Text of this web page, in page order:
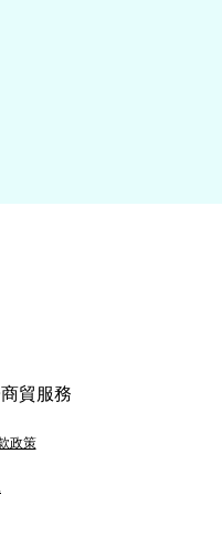
貿服務
政策